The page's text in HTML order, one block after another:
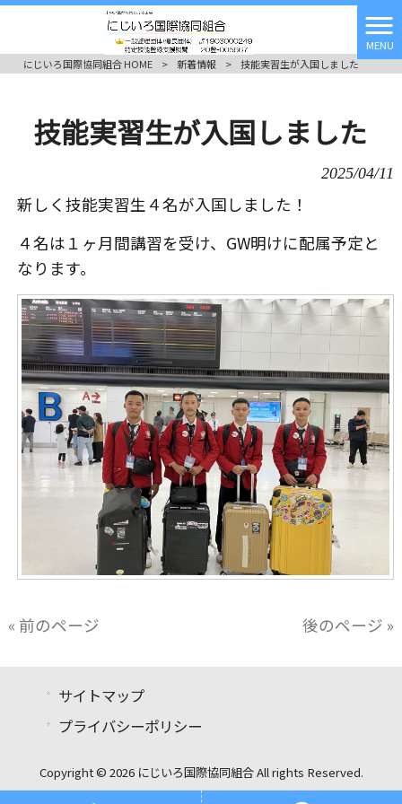
MENU
にじいろ国際協同組合 HOME
> 新着情報 > 技能実習生が入国しました
技能実習生が入国しました
2025/04/11
新しく技能実習生４名が入国しました！
４名は１ヶ月間講習を受け、GW明けに配属予定と
なります。
« 前のページ 後のページ »
サイトマップ
プライバシーポリシー
Copyright © 2026 にじいろ国際協同組合 All rights Reserved.